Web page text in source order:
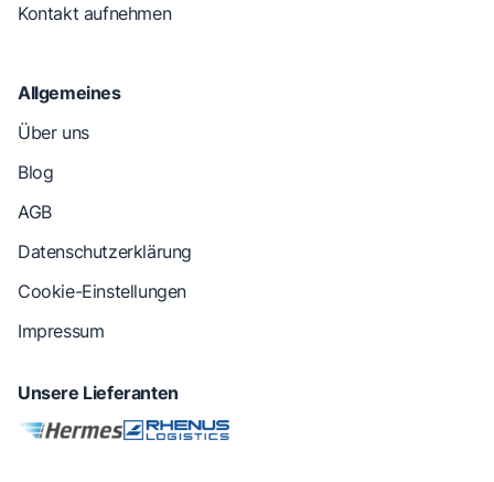
Kontakt aufnehmen
Allgemeines
Über uns
Blog
AGB
Datenschutzerklärung
Cookie-Einstellungen
Impressum
Unsere Lieferanten